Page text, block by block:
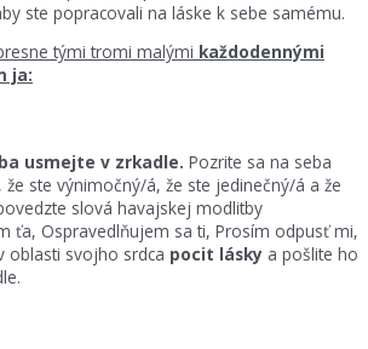
ste popracovali na láske k sebe samému.
tými tromi malými každodennými
ja:
usmejte v zrkadle. Pozrite sa na seba
ste výnimočný/á, že ste jedinečný/á a že
slová havajskej modlitby
ťa, Ospravedlňujem sa ti, Prosím odpusť mi,
oblasti svojho srdca pocit lásky a pošlite ho